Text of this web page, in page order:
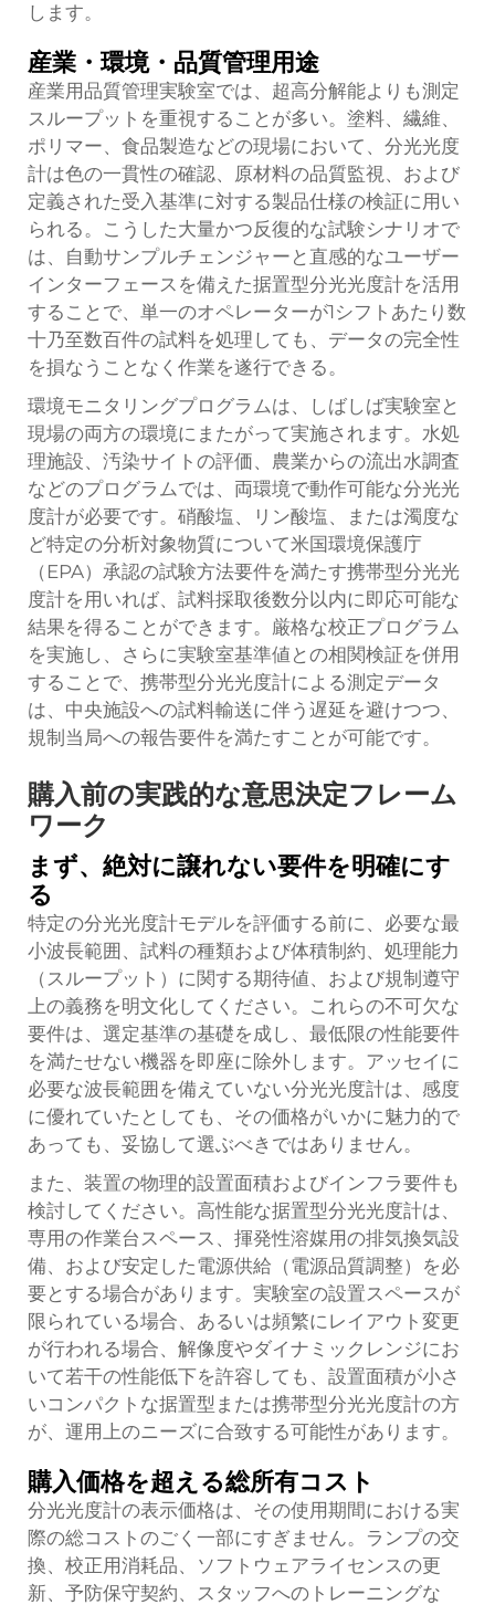
します。
産業・環境・品質管理用途
産業用品質管理実験室では、超高分解能よりも測定
スループットを重視することが多い。塗料、繊維、
ポリマー、食品製造などの現場において、分光光度
計は色の一貫性の確認、原材料の品質監視、および
定義された受入基準に対する製品仕様の検証に用い
られる。こうした大量かつ反復的な試験シナリオで
は、自動サンプルチェンジャーと直感的なユーザー
インターフェースを備えた据置型分光光度計を活用
することで、単一のオペレーターが1シフトあたり数
十乃至数百件の試料を処理しても、データの完全性
を損なうことなく作業を遂行できる。
環境モニタリングプログラムは、しばしば実験室と
現場の両方の環境にまたがって実施されます。水処
理施設、汚染サイトの評価、農業からの流出水調査
などのプログラムでは、両環境で動作可能な分光光
度計が必要です。硝酸塩、リン酸塩、または濁度な
ど特定の分析対象物質について米国環境保護庁
（EPA）承認の試験方法要件を満たす携帯型分光光
度計を用いれば、試料採取後数分以内に即応可能な
結果を得ることができます。厳格な校正プログラム
を実施し、さらに実験室基準値との相関検証を併用
することで、携帯型分光光度計による測定データ
は、中央施設への試料輸送に伴う遅延を避けつつ、
規制当局への報告要件を満たすことが可能です。
購入前の実践的な意思決定フレーム
ワーク
まず、絶対に譲れない要件を明確にす
る
特定の分光光度計モデルを評価する前に、必要な最
小波長範囲、試料の種類および体積制約、処理能力
（スループット）に関する期待値、および規制遵守
上の義務を明文化してください。これらの不可欠な
要件は、選定基準の基礎を成し、最低限の性能要件
を満たせない機器を即座に除外します。アッセイに
必要な波長範囲を備えていない分光光度計は、感度
に優れていたとしても、その価格がいかに魅力的で
あっても、妥協して選ぶべきではありません。
また、装置の物理的設置面積およびインフラ要件も
検討してください。高性能な据置型分光光度計は、
専用の作業台スペース、揮発性溶媒用の排気換気設
備、および安定した電源供給（電源品質調整）を必
要とする場合があります。実験室の設置スペースが
限られている場合、あるいは頻繁にレイアウト変更
が行われる場合、解像度やダイナミックレンジにお
いて若干の性能低下を許容しても、設置面積が小さ
いコンパクトな据置型または携帯型分光光度計の方
が、運用上のニーズに合致する可能性があります。
購入価格を超える総所有コスト
分光光度計の表示価格は、その使用期間における実
際の総コストのごく一部にすぎません。ランプの交
換、校正用消耗品、ソフトウェアライセンスの更
新、予防保守契約、スタッフへのトレーニングな